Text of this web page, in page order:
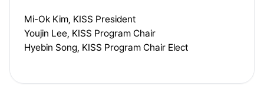
Mi-Ok Kim, KISS President
Youjin Lee, KISS Program Chair
Hyebin Song, KISS Program Chair Elect